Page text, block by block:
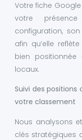
Votre fiche
votre
configuration,
afin qu’elle
bien
locaux.
Suivi des
votre classement
Nous analysons
clés stratégiques